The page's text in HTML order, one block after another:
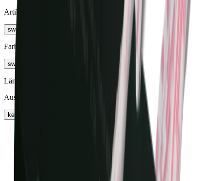
Artikel
swap_vert
Farbe
swap_vert
Länge
Aussendurchmesser
keyboard_arrow_right